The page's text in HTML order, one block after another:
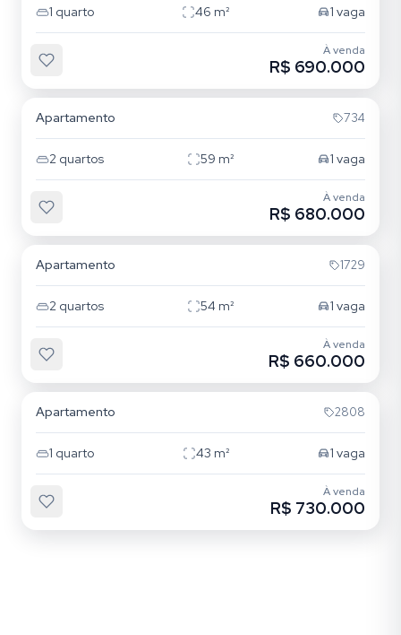
1 quarto 46 m² 1 vaga
À venda
R$ 690.000
Apartamento 734
2 quartos 59 m² 1 vaga
À venda
R$ 680.000
Apartamento 1729
2 quartos 54 m² 1 vaga
À venda
R$ 660.000
Apartamento 2808
1 quarto 43 m² 1 vaga
À venda
R$ 730.000